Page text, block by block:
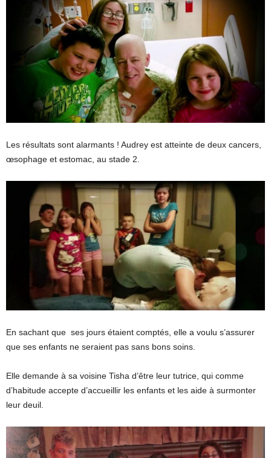
Les résultats sont alarmants ! Audrey est atteinte de deux cancers,
œsophage et estomac, au stade 2.
En sachant que ses jours étaient comptés, elle a voulu s’assurer
que ses enfants ne seraient pas sans bons soins.
Elle demande à sa voisine Tisha d’être leur tutrice, qui comme
d’habitude accepte d’accueillir les enfants et les aide à surmonter
leur deuil.